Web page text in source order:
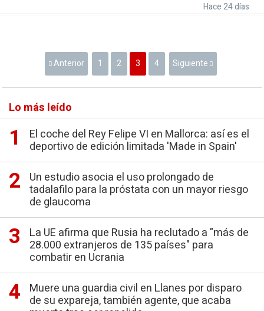
Hace 24 días
Anterior 1 2 3 4 Siguiente
Lo más leído
El coche del Rey Felipe VI en Mallorca: así es el
deportivo de edición limitada 'Made in Spain'
Un estudio asocia el uso prolongado de
tadalafilo para la próstata con un mayor riesgo
de glaucoma
La UE afirma que Rusia ha reclutado a "más de
28.000 extranjeros de 135 países" para
combatir en Ucrania
Muere una guardia civil en Llanes por disparo
de su expareja, también agente, que acaba